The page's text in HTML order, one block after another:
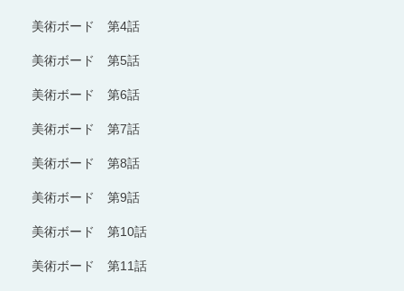
美術ボード 第4話
美術ボード 第5話
美術ボード 第6話
美術ボード 第7話
美術ボード 第8話
美術ボード 第9話
美術ボード 第10話
美術ボード 第11話